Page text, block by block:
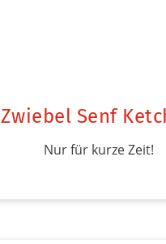
Zwiebel Senf
Nur für kurze Zeit!